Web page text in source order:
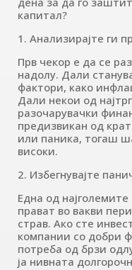
капитал?
1. Анализирајте ги
Прв чекор е да се
надолу. Дали
фактори, како
Дали некои од
разочарувачки
предизвикан од
или паника, тогаш
високи.
2. Избегнувајте
Една од
прават во вакви
страв. Ако сте
компании со добри
потреба од брзи
ја нивната